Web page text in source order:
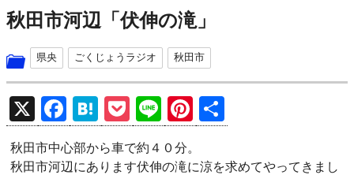
秋田市河辺「伏伸の滝」
県央 ごくじょうラジオ 秋田市
X
F
a
ce
H
at
e
P
o
ck
Li
n
e
Pi
nt
er
有
秋田市中心部から車で約４０分。
秋田市河辺にあります伏伸の滝に涼を求めてやってきまし